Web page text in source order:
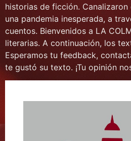
historias de ficción.
una pandemia inesperada, a
cuentos. Bienvenidos a LA
literarias. A continuación, los
Esperamos tu feedback,
te gustó su texto. ¡Tu opinión